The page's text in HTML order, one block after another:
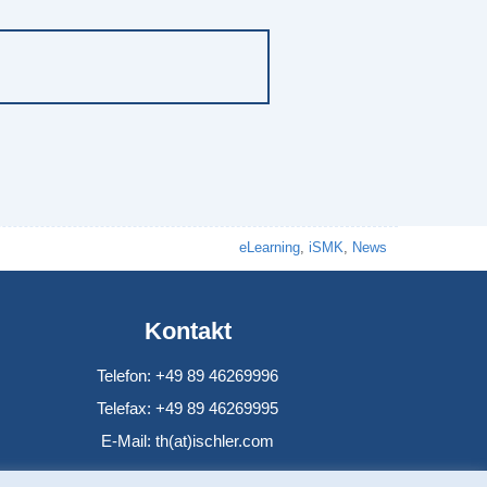
eLearning iSMK News
Kontakt
Telefon: +49 89 46269996
Telefax: +49 89 46269995
E-Mail: th(at)ischler.com